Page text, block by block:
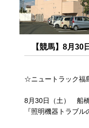
【競馬】8月
☆ニュートラック福
8月30日（土） 船
『照明機器トラブ